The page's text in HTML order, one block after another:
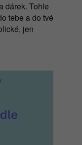
dárek. Tohle
tebe a do tvé
jen